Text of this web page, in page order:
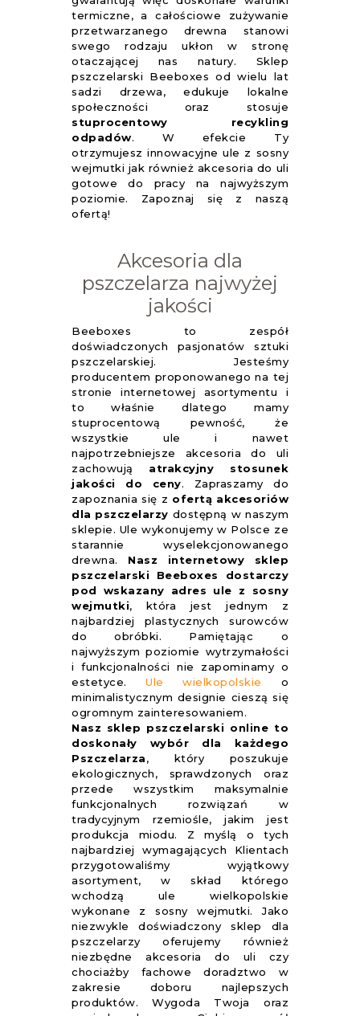
termiczne, a całościowe zużywanie
przetwarzanego drewna stanowi
swego rodzaju ukłon w stronę
otaczającej nas natury. Sklep
pszczelarski Beeboxes od wielu lat
sadzi drzewa, edukuje lokalne
społeczności oraz stosuje
stuprocentowy recykling
odpadów. W efekcie Ty
otrzymujesz innowacyjne ule z sosny
wejmutki jak również akcesoria do uli
gotowe do pracy na najwyższym
poziomie. Zapoznaj się z naszą
ofertą!
Akcesoria dla
pszczelarza najwyżej
jakości
Beeboxes to zespół
doświadczonych pasjonatów sztuki
pszczelarskiej. Jesteśmy
producentem proponowanego na tej
stronie internetowej asortymentu i
to właśnie dlatego mamy
stuprocentową pewność, że
wszystkie ule i nawet
najpotrzebniejsze akcesoria do uli
zachowują atrakcyjny stosunek
jakości do ceny. Zapraszamy do
zapoznania się z ofertą akcesoriów
dla pszczelarzy dostępną w naszym
sklepie. Ule wykonujemy w Polsce ze
starannie wyselekcjonowanego
drewna. Nasz internetowy sklep
pszczelarski Beeboxes dostarczy
pod wskazany adres ule z sosny
wejmutki, która jest jednym z
najbardziej plastycznych surowców
do obróbki. Pamiętając o
najwyższym poziomie wytrzymałości
i funkcjonalności nie zapominamy o
estetyce.Ule wielkopolskie
o
minimalistycznym designie cieszą się
ogromnym zainteresowaniem.
Nasz sklep pszczelarski online to
doskonały wybór dla każdego
Pszczelarza, który poszukuje
ekologicznych, sprawdzonych oraz
przede wszystkim maksymalnie
funkcjonalnych rozwiązań w
tradycyjnym rzemiośle, jakim jest
produkcja miodu. Z myślą o tych
najbardziej wymagających Klientach
przygotowaliśmy wyjątkowy
asortyment, w skład którego
wchodzą ule wielkopolskie
wykonane z sosny wejmutki. Jako
niezwykle doświadczony sklep dla
pszczelarzy oferujemy również
niezbędne akcesoria do uli czy
chociażby fachowe doradztwo w
zakresie doboru najlepszych
produktów. Wygoda Twoja oraz